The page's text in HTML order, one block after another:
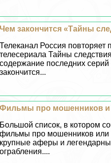
Чем закончится «Тайны
Телеканал Россия повторяет
телесериала Тайны
содержание последних серий
закончится...
Фильмы про мошенников и
Большой список, в котором
фильмы про мошенников или
крупные аферы и
ограбления....